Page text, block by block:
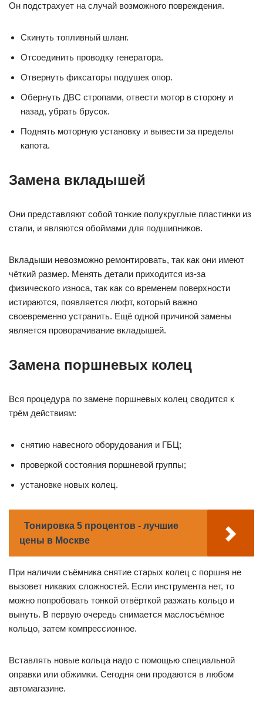
Он подстрахует на случай возможного повреждения.
Скинуть топливный шланг.
Отсоединить проводку генератора.
Отвернуть фиксаторы подушек опор.
Обернуть ДВС стропами, отвести мотор в сторону и
назад, убрать брусок.
Поднять моторную установку и вывести за пределы
капота.
Замена вкладышей
Они представляют собой тонкие полукруглые пластинки из
стали, и являются обоймами для подшипников.
Вкладыши невозможно ремонтировать, так как они имеют
чёткий размер. Менять детали приходится из-за
физического износа, так как со временем поверхности
истираются, появляется люфт, который важно
своевременно устранить. Ещё одной причиной замены
является проворачивание вкладышей.
Замена поршневых колец
Вся процедура по замене поршневых колец сводится к
трём действиям:
снятию навесного оборудования и ГБЦ;
проверкой состояния поршневой группы;
установке новых колец.
Тонировка 5 процентов - лучшие
цены в Москве
При наличии съёмника снятие старых колец с поршня не
вызовет никаких сложностей. Если инструмента нет, то
можно попробовать тонкой отвёрткой разжать кольцо и
вынуть. В первую очередь снимается маслосъёмное
кольцо, затем компрессионное.
Вставлять новые кольца надо с помощью специальной
оправки или обжимки. Сегодня они продаются в любом
автомагазине.